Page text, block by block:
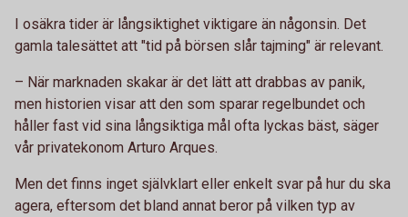
I osäkra tider är långsiktighet viktigare än någonsin. Det
gamla talesättet att "tid på börsen slår tajming" är relevant.
– När marknaden skakar är det lätt att drabbas av panik,
men historien visar att den som sparar regelbundet och
håller fast vid sina långsiktiga mål ofta lyckas bäst, säger
vår privatekonom Arturo Arques.
Men det finns inget självklart eller enkelt svar på hur du ska
agera, eftersom det bland annat beror på vilken typ av